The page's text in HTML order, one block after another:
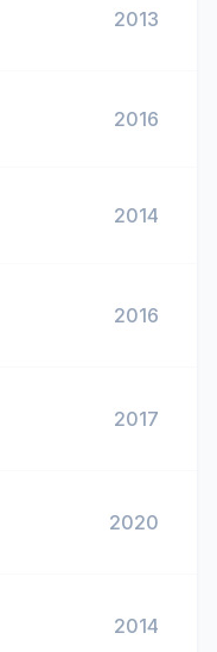
2013
2016
2014
2016
2017
2020
2014